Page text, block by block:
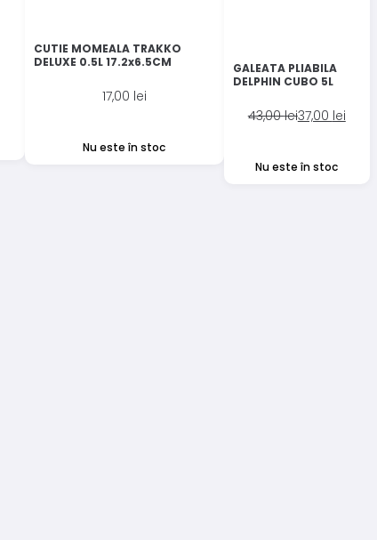
CUTIE MOMEALA TRAKKO
DELUXE 0.5L 17.2x6.5CM
17,00 lei
Nu este în stoc
GALEATA PLIABILA
DELPHIN CUBO 5L
43,00leiPrețul
fost:
37,00 lei
Prețul
37,00 lei.
Nu este în stoc